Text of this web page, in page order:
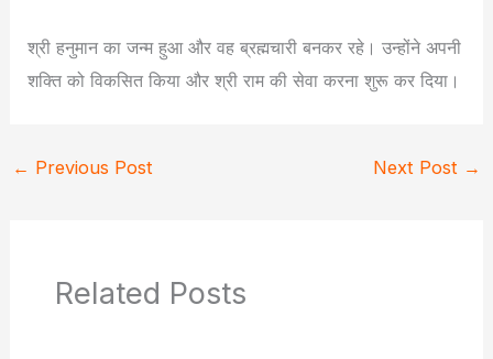
श्री हनुमान का जन्म हुआ और वह ब्रह्मचारी बनकर रहे। उन्होंने अपनी
शक्ति को विकसित किया और श्री राम की सेवा करना शुरू कर दिया।
← Previous Post Next Post →
Related Posts